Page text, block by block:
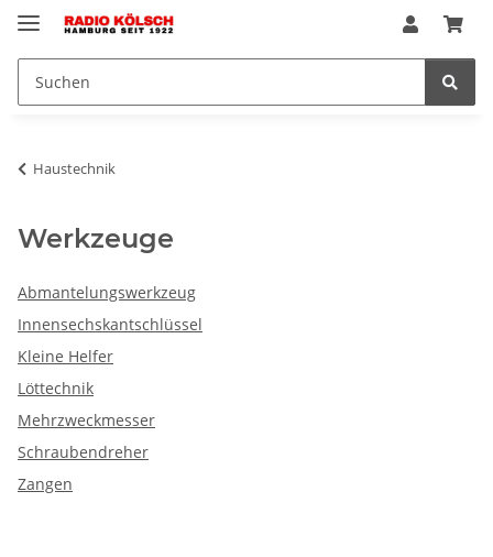
Haustechnik
Werkzeuge
Abmantelungswerkzeug
Innensechskantschlüssel
Kleine Helfer
Löttechnik
Mehrzweckmesser
Schraubendreher
Zangen